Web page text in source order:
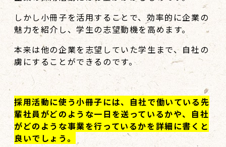
しかし小冊子を活用することで、効率的に企業の
魅力を紹介し、学生の志望動機を高めます。
本来は他の企業を志望していた学生まで、自社の
虜にすることができるのです。
採用活動に使う小冊子には、自社で働いている先
輩社員がどのような一日を送っているかや、自社
がどのような事業を行っているかを詳細に書くと
良いでしょう。